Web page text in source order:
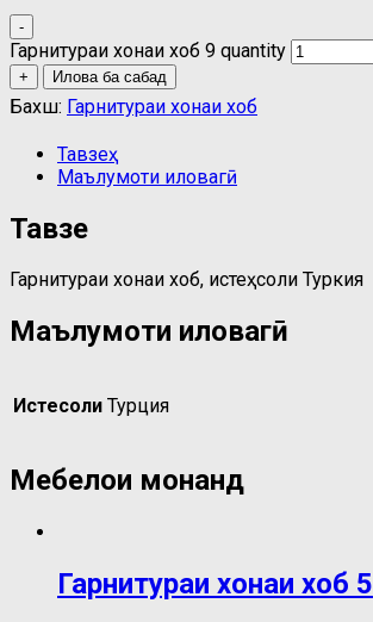
-
Гарнитураи хонаи хоб 9 quantity
+ Илова ба сабад
Бахш: Гарнитураи хонаи хоб
Тавзеҳ
Маълумоти иловагӣ
Тавзеҳ
Гарнитураи хонаи хоб, истеҳсоли Туркия
Маълумоти иловагӣ
Истеҳсоли Турция
Мебелҳои монанд
Гарнитураи хонаи хоб 5